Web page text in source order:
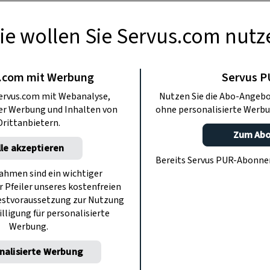
Floh
das in der Gastwirtschaft Floh in
besonders gut essen und trinken
einen Regionalfetischismus weit
zelebriert.
wollen Sie Servus.com
mit Werbung
mit Webanalyse,
Werbung und Inhalten von
akzeptieren
sind ein wichtiger
unseres kostenfreien
zur Nutzung
für personalisierte
Werbung.
Werbung
Servus
Nutzen Sie die Abo-
ohne personalisierte
Zum
Bereits Servus PUR-